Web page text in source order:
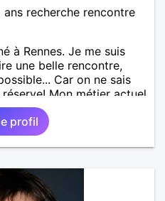
recherche rencontre
à Rennes. Je me suis
une belle rencontre,
Car on ne sais
Mon métier actuel
agent technique
tant que professeur des
J'aime la culture en
le dessin, l'Art, un
à vous de me
connaissance!...
profil